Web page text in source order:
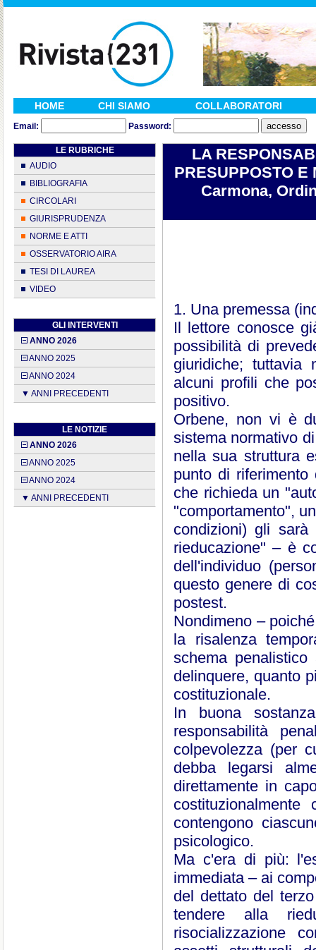
HOME CHI SIAMO COLLABORATORI
Email: Password:
LE RUBRICHE
AUDIO
BIBLIOGRAFIA
CIRCOLARI
GIURISPRUDENZA
NORME E ATTI
OSSERVATORIO AIRA
TESI DI LAUREA
VIDEO
GLI INTERVENTI
ANNO 2026
ANNO 2025
ANNO 2024
▼ ANNI PRECEDENTI
LE NOTIZIE
ANNO 2026
ANNO 2025
ANNO 2024
▼ ANNI PRECEDENTI
LA
PRESUPPOSTO E
Carmona,
1. Una premessa
Il lettore conosce
possibilità di
giuridiche; tuttavia
alcuni profili che
positivo.
Orbene, non vi è
sistema normativo
nella sua struttura
punto di
che richieda un
"comportamento",
condizioni) gli
rieducazione" – è
dell'individuo
questo genere di
postest.
Nondimeno –
la risalenza
schema
delinquere, quanto
costituzionale.
In buona
responsabilità
colpevolezza (per
debba legarsi
direttamente in
contengono
psicologico.
Ma c'era di più:
immediata – ai
del dettato del
tendere alla
risocializzazione